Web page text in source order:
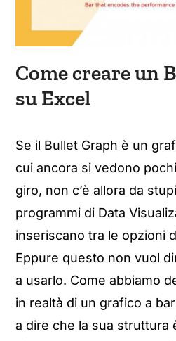
Come creare un
su Excel
Se il Bullet Graph è un
cui ancora si vedono
giro, non c’è allora da
programmi di Data
inseriscano tra le opzioni
Eppure questo non vuol
a usarlo. Come abbiamo
in realtà di un grafico a
a dire che la sua struttura